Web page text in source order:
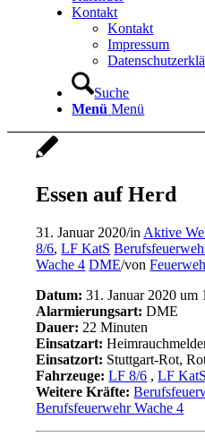
Kontakt
Kontakt
Impressum
Suche
Menü Menü
Essen auf Herd
31. Januar 2020/in Aktive
8/6,LF KatS
Wache 4 DME/von
Datum: 31. Januar 2020 um
Alarmierungsart: DME
Dauer: 22 Minuten
Einsatzart:
Einsatzort: Stuttgart-Rot,
Fahrzeuge: LF 8/6 ,LF KatS
Weitere Kräfte:
Berufsfeuerwehr Wache 4